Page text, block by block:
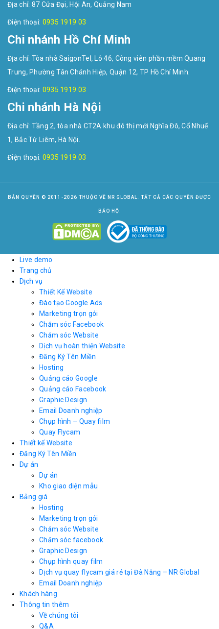
Địa chỉ: 87 Cửa Đại, Hội An, Quảng Nam
Điện thoại: 0935 1919 03
Chi nhánh Hồ Chí Minh
Địa chỉ: Tòa nhà SaigonTel, Lô 46, Công viên phần mềm Quang
Trung, Phường Tân Chánh Hiệp, Quận 12, TP Hồ Chí Minh.
Điện thoại: 0935 1919 03
Chi nhánh Hà Nội
Địa chỉ: Tầng 2, tòa nhà CT2A khu đô thị mới Nghĩa Đô, Cổ Nhuế
1, Bắc Từ Liêm, Hà Nội.
Điện thoại: 0935 1919 03
BẢN QUYỀN © 2011-2026 THUỘC VỀ NR GLOBAL. TẤT CẢ CÁC QUYỀN ĐƯỢC
BẢO HỘ.
Live demo
Trang chủ
Dịch vụ
Thiết Kế Website
Đào tạo Google Ads
Marketing trọn gói
Chăm sóc Facebook
Chăm sóc Website
Dịch vụ hoàn thiện Website
Đăng Ký Tên Miền
Hosting
Quảng cáo Google
Quảng cáo Facebook
Graphic Design
Email Doanh nghiệp
Chụp hình – Quay film
Quay Flycam
Thiết kế Website
Đăng Ký Tên Miền
Dự án
Dự án
Kho giao diện mẫu
Bảng giá
Hosting
Marketing trọn gói
Chăm sóc Website
Chăm sóc facebook
Graphic Design
Chụp hình quay film
Dịch vụ quay flycam giá rẻ tại Đà Nẵng – NR Global
Email Doanh nghiệp
Khách hàng
Thông tin thêm
Về chúng tôi
Q&A